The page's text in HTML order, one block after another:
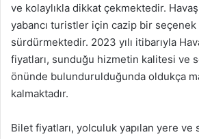
ve kolaylıkla dikkat çekmektedir.
yabancı turistler için cazip bir seçenek
sürdürmektedir. 2023 yılı itibarıyla
fiyatları, sunduğu hizmetin kalitesi ve
önünde bulundurulduğunda oldukça
kalmaktadır.
Bilet fiyatları, yolculuk yapılan yere ve